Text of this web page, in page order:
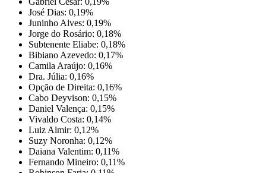
José Dias: 0,19%
Juninho Alves: 0,19%
Jorge do Rosário: 0,18%
Subtenente Eliabe: 0,18%
Bibiano Azevedo: 0,17%
Camila Araújo: 0,16%
Dra. Júlia: 0,16%
Opção de Direita: 0,16%
Cabo Deyvison: 0,15%
Daniel Valença: 0,15%
Vivaldo Costa: 0,14%
Luiz Almir: 0,12%
Suzy Noronha: 0,12%
Daiana Valentim: 0,11%
Fernando Mineiro: 0,11%